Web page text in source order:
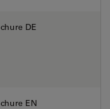
DE
EN